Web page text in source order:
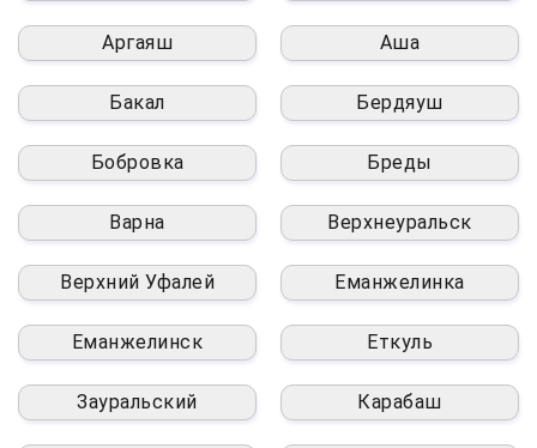
Аргаяш Аша
Бакал Бердяуш
Бобровка Бреды
Варна Верхнеуральск
Верхний Уфалей Еманжелинка
Еманжелинск Еткуль
Зауральский Карабаш